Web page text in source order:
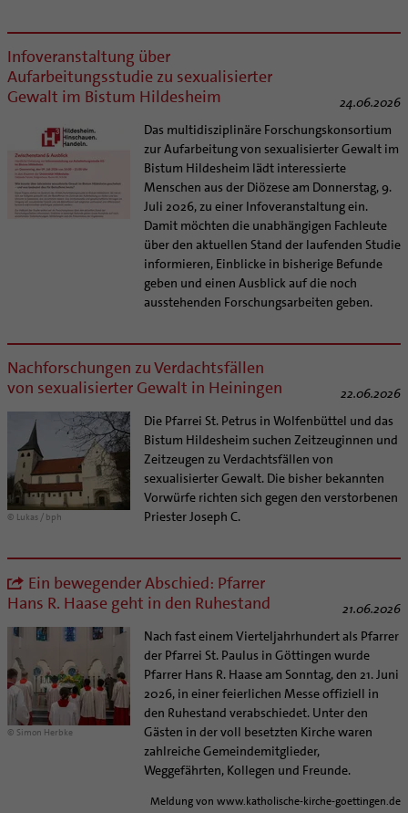
Infoveranstaltung über
Aufarbeitungsstudie zu sexualisierter
Gewalt im Bistum Hildesheim
24.06.2026
Das multidisziplinäre Forschungskonsortium
zur Aufarbeitung von sexualisierter Gewalt im
Bistum Hildesheim lädt interessierte
Menschen aus der Diözese am Donnerstag, 9.
Juli 2026, zu einer Infoveranstaltung ein.
Damit möchten die unabhängigen Fachleute
über den aktuellen Stand der laufenden Studie
informieren, Einblicke in bisherige Befunde
geben und einen Ausblick auf die noch
ausstehenden Forschungsarbeiten geben.
Nachforschungen zu Verdachtsfällen
von sexualisierter Gewalt in Heiningen
22.06.2026
© Lukas / bph
Die Pfarrei St. Petrus in Wolfenbüttel und das
Bistum Hildesheim suchen Zeitzeuginnen und
Zeitzeugen zu Verdachtsfällen von
sexualisierter Gewalt. Die bisher bekannten
Vorwürfe richten sich gegen den verstorbenen
Priester Joseph C.
Ein bewegender Abschied: Pfarrer
Hans R. Haase geht in den Ruhestand
21.06.2026
© Simon Herbke
Nach fast einem Vierteljahrhundert als Pfarrer
der Pfarrei St. Paulus in Göttingen wurde
Pfarrer Hans R. Haase am Sonntag, den 21. Juni
2026, in einer feierlichen Messe offiziell in
den Ruhestand verabschiedet. Unter den
Gästen in der voll besetzten Kirche waren
zahlreiche Gemeindemitglieder,
Weggefährten, Kollegen und Freunde.
Meldung von www.katholische-kirche-goettingen.de